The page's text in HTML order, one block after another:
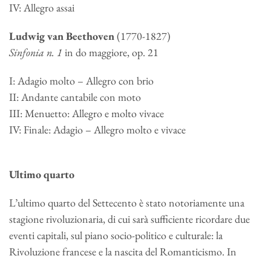
IV: Allegro assai
Ludwig van Beethoven(1770-1827)
Sinfonia n. 1 in do maggiore, op. 21
I: Adagio molto – Allegro con brio
II: Andante cantabile con moto
III: Menuetto: Allegro e molto vivace
IV: Finale: Adagio – Allegro molto e vivace
Ultimo quarto
L’ultimo quarto del Settecento è stato notoriamente una
stagione rivoluzionaria, di cui sarà sufficiente ricordare due
eventi capitali, sul piano socio-politico e culturale: la
Rivoluzione francese e la nascita del Romanticismo. In